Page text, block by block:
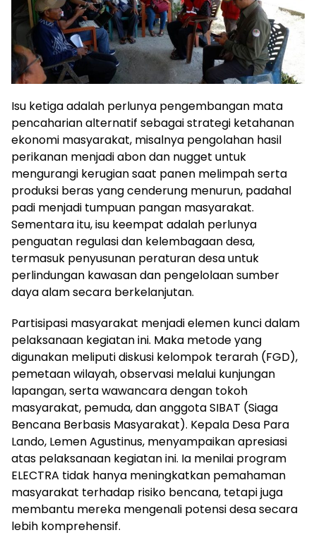
Isu ketiga adalah perlunya pengembangan mata
pencaharian alternatif sebagai strategi ketahanan
ekonomi masyarakat, misalnya pengolahan hasil
perikanan menjadi abon dan nugget untuk
mengurangi kerugian saat panen melimpah serta
produksi beras yang cenderung menurun, padahal
padi menjadi tumpuan pangan masyarakat.
Sementara itu, isu keempat adalah perlunya
penguatan regulasi dan kelembagaan desa,
termasuk penyusunan peraturan desa untuk
perlindungan kawasan dan pengelolaan sumber
daya alam secara berkelanjutan.
Partisipasi masyarakat menjadi elemen kunci dalam
pelaksanaan kegiatan ini. Maka metode yang
digunakan meliputi diskusi kelompok terarah (FGD),
pemetaan wilayah, observasi melalui kunjungan
lapangan, serta wawancara dengan tokoh
masyarakat, pemuda, dan anggota SIBAT (Siaga
Bencana Berbasis Masyarakat). Kepala Desa Para
Lando, Lemen Agustinus, menyampaikan apresiasi
atas pelaksanaan kegiatan ini. Ia menilai program
ELECTRA tidak hanya meningkatkan pemahaman
masyarakat terhadap risiko bencana, tetapi juga
membantu mereka mengenali potensi desa secara
lebih komprehensif.